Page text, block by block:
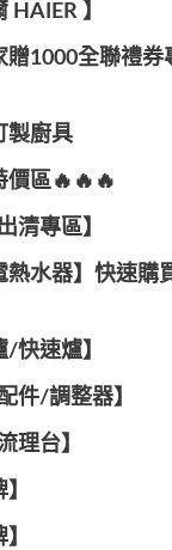
】
1000全聯禮券
製廚具
價區🔥🔥🔥
清專區】
熱水器】快速購
/快速爐】
件/調整器】
理台】